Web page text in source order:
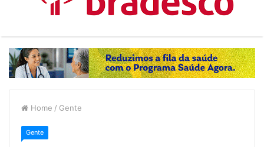
Home / Gente
Gente